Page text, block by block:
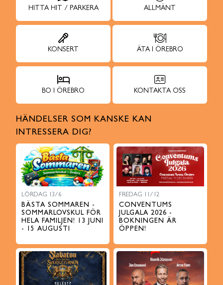
HITTA HIT / PARKERA ALLMÄNT
KONSERT ÄTA I ÖREBRO
BO I ÖREBRO KONTAKTA OSS
HÄNDELSER SOM KANSKE KAN
INTRESSERA DIG?
LÖRDAG 13/6
BÄSTA SOMMAREN -
SOMMARLOVSKUL FÖR
HELA FAMILJEN! 13 JUNI
- 15 AUGUSTI
FREDAG 11/12
CONVENTUMS
JULGALA 2026 -
BOKNINGEN ÄR
ÖPPEN!